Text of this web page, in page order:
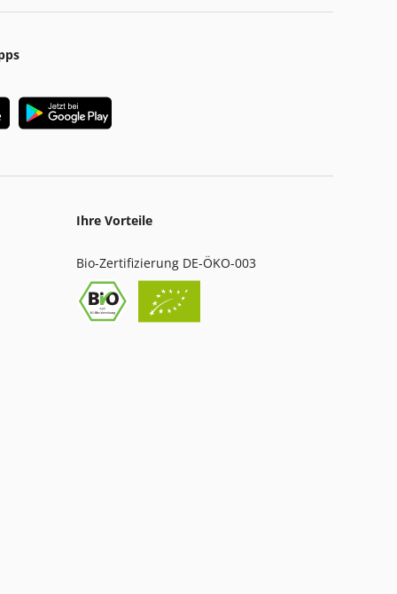
Ihre Vorteile
Bio-Zertifizierung DE-ÖKO-003